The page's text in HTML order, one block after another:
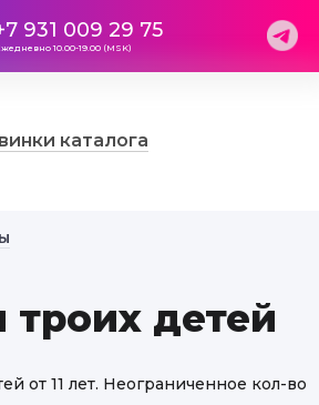
931 009 29 75
10.00-19.00 (MSK)
каталога
троих детей
от 11 лет. Неограниченное кол-во